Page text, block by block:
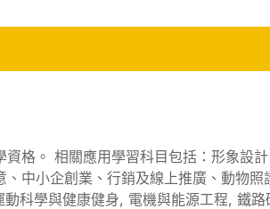
格。 相關應用學習科目包括：形象設
中小企創業、行銷及線上推廣、動物照
科學與健康健身, 電機與能源工程, 鐵路